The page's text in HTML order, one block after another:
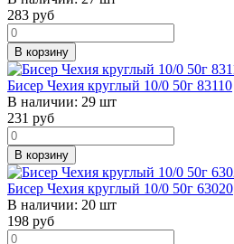
283 руб
В корзину
Бисер Чехия круглый 10/0 50г 83110
В наличии: 29 шт
231 руб
В корзину
Бисер Чехия круглый 10/0 50г 63020
В наличии: 20 шт
198 руб